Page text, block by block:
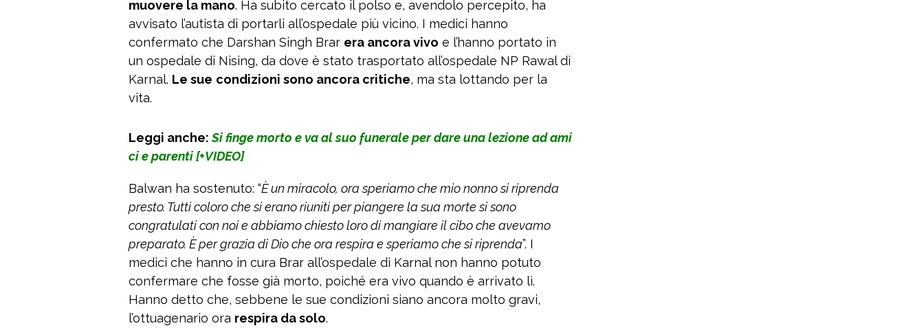
muovere la mano. Ha subito cercato il polso e, avendolo percepito, ha
avvisato l’autista di portarli all’ospedale più vicino. I medici hanno
confermato che Darshan Singh Brar era ancora vivo e l’hanno portato in
un ospedale di Nising, da dove è stato trasportato all’ospedale NP Rawal di
Karnal. Le sue condizioni sono ancora critiche, ma sta lottando per la
vita.
Leggi anche:Si finge morto e va al suo funerale per dare una lezione ad ami
ci e parenti [+VIDEO]
Balwan ha sostenuto: “È un miracolo, ora speriamo che mio nonno si riprenda
presto. Tutti coloro che si erano riuniti per piangere la sua morte si sono
congratulati con noi e abbiamo chiesto loro di mangiare il cibo che avevamo
preparato. È per grazia di Dio che ora respira e speriamo che si riprenda”. I
medici che hanno in cura Brar all’ospedale di Karnal non hanno potuto
confermare che fosse già morto, poiché era vivo quando è arrivato lì.
Hanno detto che, sebbene le sue condizioni siano ancora molto gravi,
l’ottuagenario ora respira da solo.